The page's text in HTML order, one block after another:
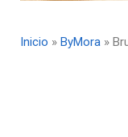
Inicio » ByMora »